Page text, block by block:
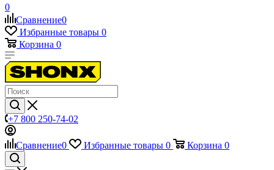
0
Сравнение0
Избранные товары 0
Корзина 0
+7 800 250-74-02
Сравнение0 Избранные товары 0 Корзина 0